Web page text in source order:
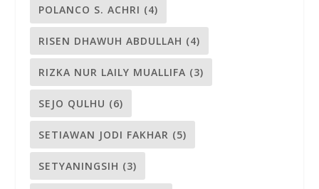
POLANCO S. ACHRI (4)
RISEN DHAWUH ABDULLAH (4)
RIZKA NUR LAILY MUALLIFA (3)
SEJO QULHU (6)
SETIAWAN JODI FAKHAR (5)
SETYANINGSIH (3)